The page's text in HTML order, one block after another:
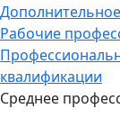
Рабочие
квалификации
Среднее